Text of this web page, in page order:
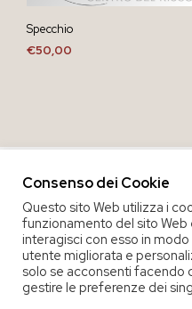
Specchio
€50,00
Consenso dei Cookie
Questo sito Web utilizza i
funzionamento del sito
interagisci con esso in
utente migliorata e
solo se acconsenti facendo
gestire le preferenze dei